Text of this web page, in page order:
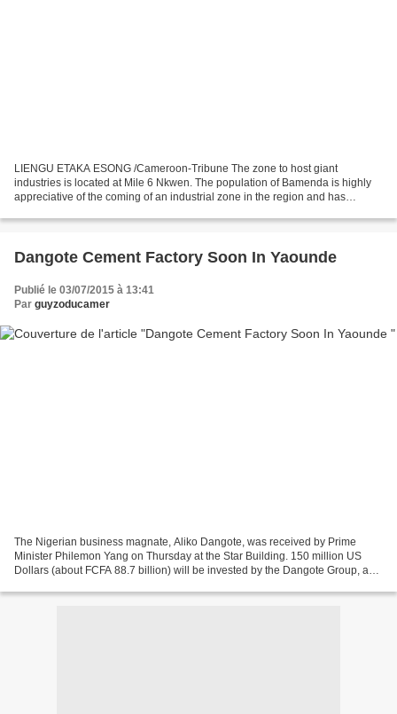
LIENGU ETAKA ESONG /Cameroon-Tribune The zone to host giant
industries is located at Mile 6 Nkwen. The population of Bamenda is highly
appreciative of the coming of an industrial zone in the region and has
Dangote Cement Factory Soon In Yaounde
Publié le 03/07/2015 à 13:41
Par guyzoducamer
The Nigerian business magnate, Aliko Dangote, was received by Prime
Minister Philemon Yang on Thursday at the Star Building. 150 million US
Dollars (about FCFA 88.7 billion) will be invested by the Dangote Group, a